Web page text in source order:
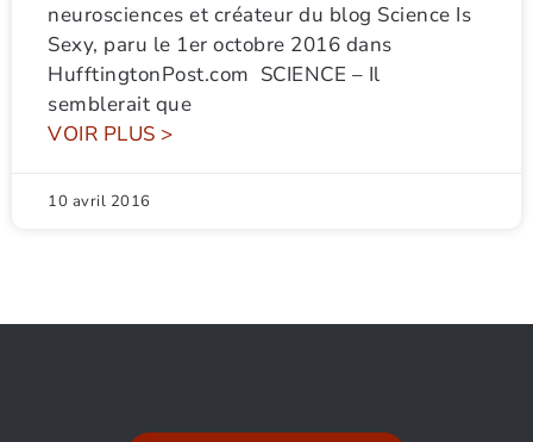
neurosciences et créateur du blog Science Is
Sexy, paru le 1er octobre 2016 dans
HufftingtonPost.com SCIENCE – Il
semblerait que
VOIR PLUS >
10 avril 2016